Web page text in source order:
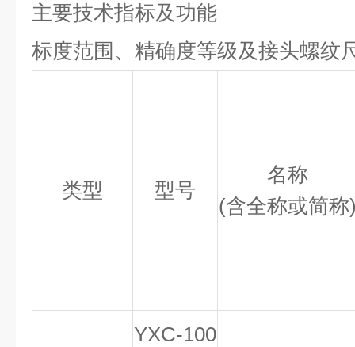
主要技术指标及功能
标度范围、精确度等级及接头螺纹
类型 型号
名称
(含全称或简称
YXC-100